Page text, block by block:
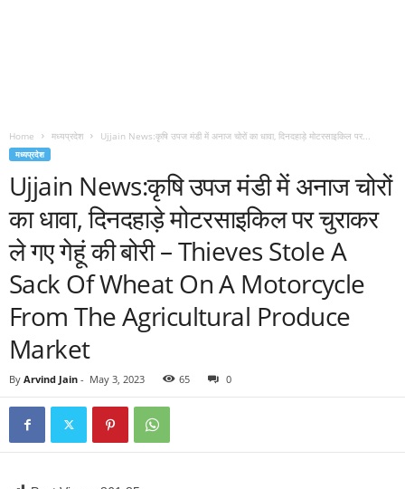
Home मध्यप्रदेश Ujjain News:कृषि उपज मंडी में अनाज चोरों का धावा, दिनदहाड़े मोटरसाइकिल पर...
मध्यप्रदेश
Ujjain News:कृषि उपज मंडी में अनाज चोरों
का धावा, दिनदहाड़े मोटरसाइकिल पर चुराकर
ले गए गेहूं की बोरी – Thieves Stole A
Sack Of Wheat On A Motorcycle
From The Agricultural Produce
Market
By Arvind Jain - May 3, 2023 65 0